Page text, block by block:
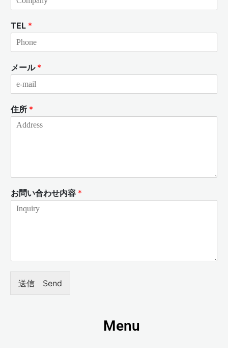
TEL *
メール *
住所 *
お問い合わせ内容 *
送信 Send
Menu